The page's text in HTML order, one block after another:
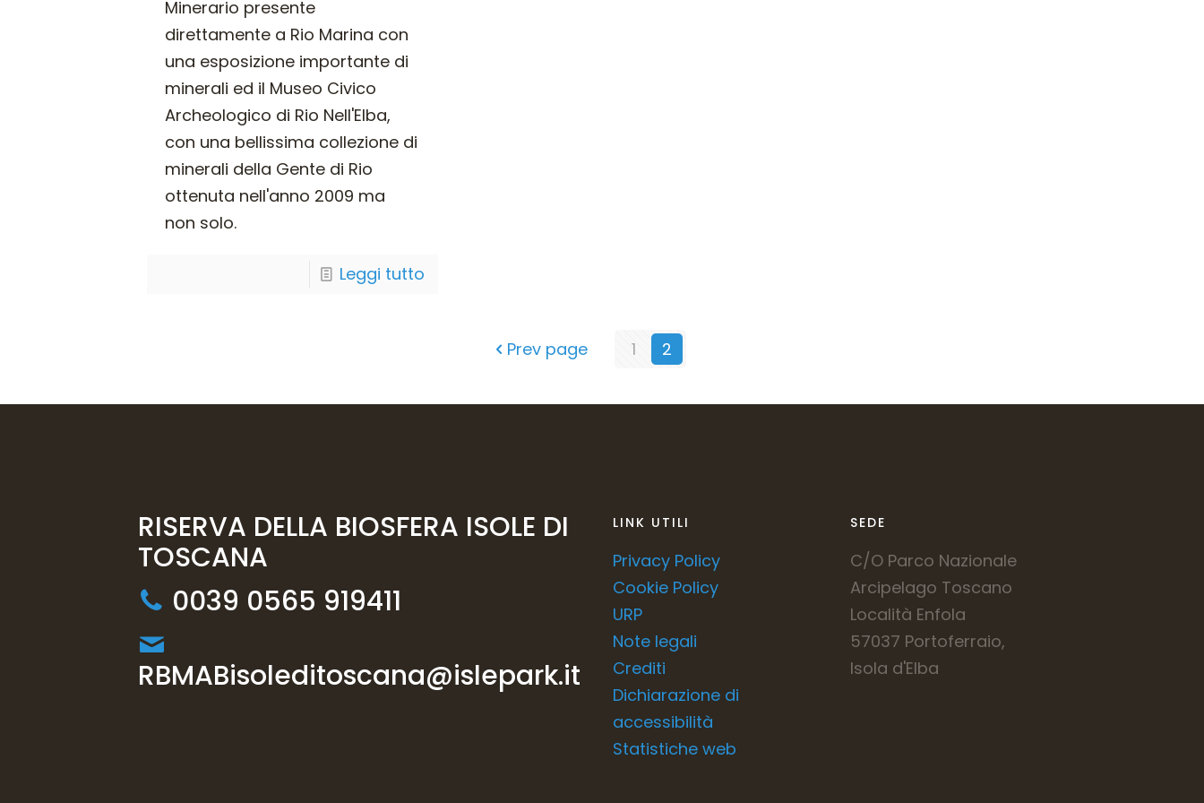
Minerario presente
direttamente a Rio Marina con
una esposizione importante di
minerali ed il Museo Civico
Archeologico di Rio Nell'Elba,
con una bellissima collezione di
minerali della Gente di Rio
ottenuta nell'anno 2009 ma
non solo.
Leggi tutto
Prev page 1 2
RISERVA DELLA BIOSFERA ISOLE DI
TOSCANA
0039 0565 919411
RBMABisoleditoscana@islepark.it
LINK UTILI
Privacy Policy
Cookie Policy
URP
Note legali
Crediti
Dichiarazione di
accessibilità
Statistiche web
SEDE
C/O Parco Nazionale
Arcipelago Toscano
Località Enfola
57037 Portoferraio,
Isola d'Elba